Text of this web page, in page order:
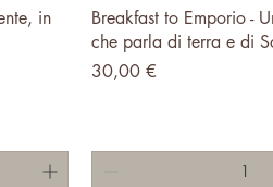
in
Vista
Breakfast to Emporio -
che parla di terra e di
Prezzo
30,00 €